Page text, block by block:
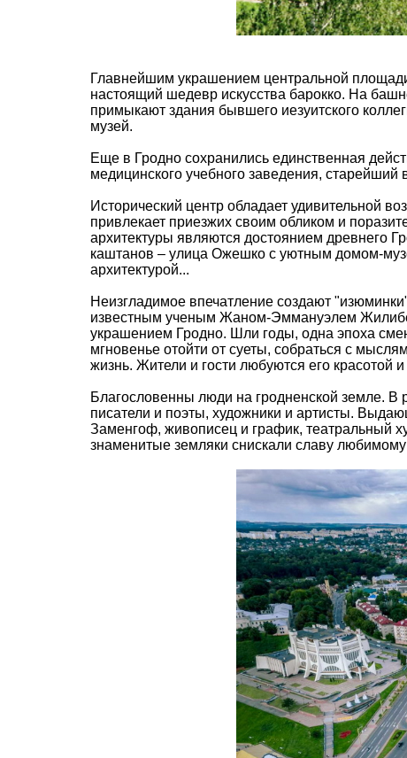
Главнейшим украшением центральной
настоящий шедевр искусства барокко. На
примыкают здания бывшего иезуитского
музей.
Еще в Гродно сохранились единственная
медицинского учебного заведения,
Исторический центр обладает удивительной
привлекает приезжих своим обликом и
архитектуры являются достоянием древнего
каштанов – улица Ожешко с уютным домом-
архитектурой...
Неизгладимое впечатление создают
известным ученым Жаном-Эммануэлем
украшением Гродно. Шли годы, одна эпоха
мгновенье отойти от суеты, собраться с
жизнь. Жители и гости любуются его красотой
Благословенны люди на гродненской земле. В
писатели и поэты, художники и артисты.
Заменгоф, живописец и график, театральный
знаменитые земляки снискали славу